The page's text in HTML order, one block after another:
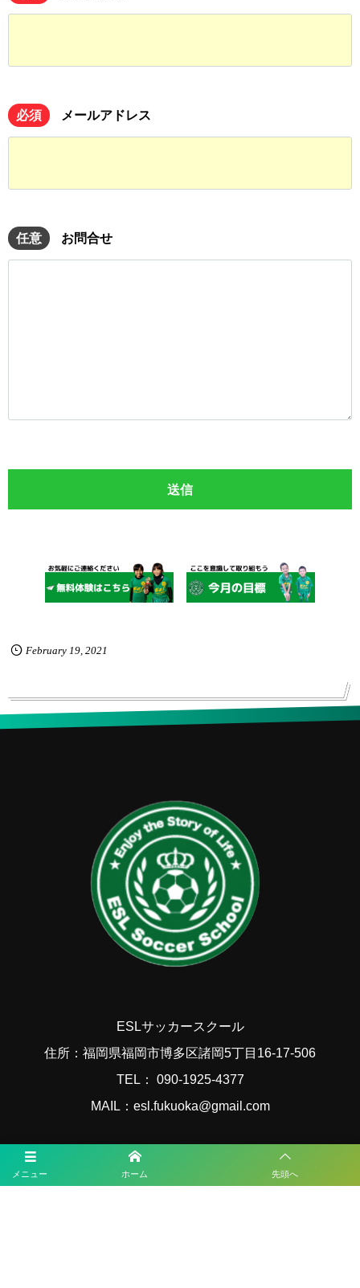
必須 メールアドレス
任意 お問合せ
February 19, 2021
メニュー ホーム 先頭へ
ESLサッカースクール
住所：福岡県福岡市博多区諸岡5丁目16-17-506
TEL： 090-1925-4377
MAIL：esl.fukuoka@gmail.com
福岡サッカー最新情報